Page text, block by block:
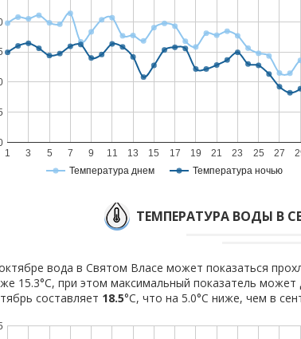
Температура днем Температура ночью
1 3 5 7 9 11 13 15 17 19 21 23 25 27
ТЕМПЕРАТУРА ВОДЫ В
вода в Святом Власе может показаться
15.3°C, при этом максимальный показатель может
составляет 18.5°C, что на 5.0°C ниже, чем в